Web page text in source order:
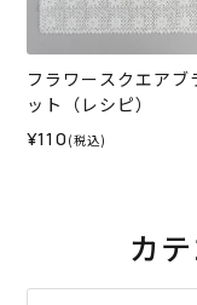
フラワースクエアブ
ット（レシピ）
¥110 (税込)
カ